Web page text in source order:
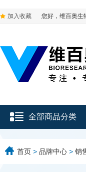
加入收藏 您好，维百奥生
全部商品分类
首页 > 品牌中心 > 销